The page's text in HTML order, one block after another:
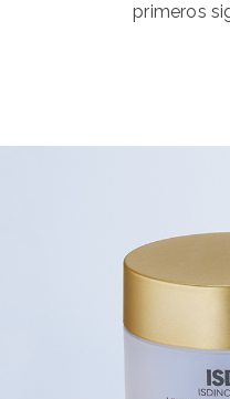
primeros